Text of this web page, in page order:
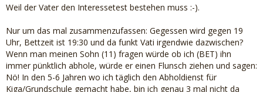
Weil der Vater den Interessetest bestehen muss :-).
Nur um das mal zusammenzufassen: Gegessen wird gegen 19
Uhr, Bettzeit ist 19:30 und da funkt Vati irgendwie dazwischen?
Wenn man meinen Sohn (11) fragen würde ob ich (BET) ihn
immer pünktlich abhole, würde er einen Flunsch ziehen und sagen:
Nö! In den 5-6 Jahren wo ich täglich den Abholdienst für
Kiga/Grundschule gemacht habe, bin ich genau 3 mal nicht da